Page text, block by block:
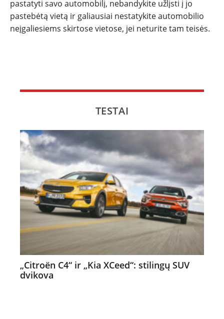
pastatyti savo automobilį, nebandykite užlįsti į jo
pastebėtą vietą ir galiausiai nestatykite automobilio
neįgaliesiems skirtose vietose, jei neturite tam teisės.
TESTAI
„Citroën C4“ ir „Kia XCeed“: stilingų SUV
dvikova